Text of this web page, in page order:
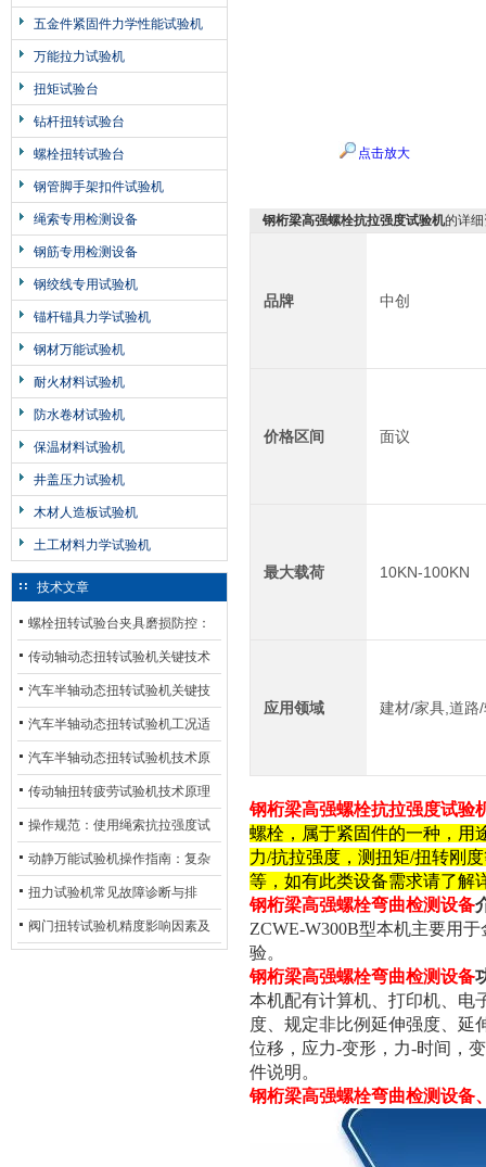
钻杆扭转试验台选型指南：从额定扭矩到加载频率的工况适配
2026-07-23
五金件紧固件力学性能试验机
万能拉力试验机
扭矩试验台
钻杆扭转试验台
螺栓扭转试验台
钢管脚手架扣件试验机
绳索专用检测设备
钢筋专用检测设备
钢绞线专用试验机
锚杆锚具力学试验机
钢材万能试验机
耐火材料试验机
防水卷材试验机
保温材料试验机
井盖压力试验机
木材人造板试验机
土工材料力学试验机
技术文章
螺栓扭转试验台夹具磨损防控：
材质选型与表面处理的耐用性优
化
传动轴动态扭转试验机关键技术
及产业落地应用
汽车半轴动态扭转试验机关键技
术及产业落地应用
汽车半轴动态扭转试验机工况适
配与质控应用探析
汽车半轴动态扭转试验机技术原
理与行业应用
传动轴扭转疲劳试验机技术原理
与行业应用
操作规范：使用绳索抗拉强度试
验机的完整测试步骤
动静万能试验机操作指南：复杂
动态测试的标准化流程
扭力试验机常见故障诊断与排
除：从传感器信号异常到机械传
阀门扭转试验机精度影响因素及
点击放大
钢桁梁高强螺栓抗拉强度试验机的详
品牌 中创
价格区间 面议
最大载荷 10KN-100KN
应用领域 建材/家具,道路
钢桁梁高强螺栓抗拉强度试验
螺栓，属于紧固件的一种，用
力/抗拉强度，测扭矩/扭转刚
等，如有此类设备需求请了解
钢桁梁高强螺栓弯曲检测设备
ZCWE-W300B型本机主要用
验。
钢桁梁高强螺栓弯曲检测设备
本机配有计算机、打印机、电
度、规定非比例延伸强度、延
位移，应力-变形，力-时间，
件说明。
钢桁梁高强螺栓弯曲检测设备